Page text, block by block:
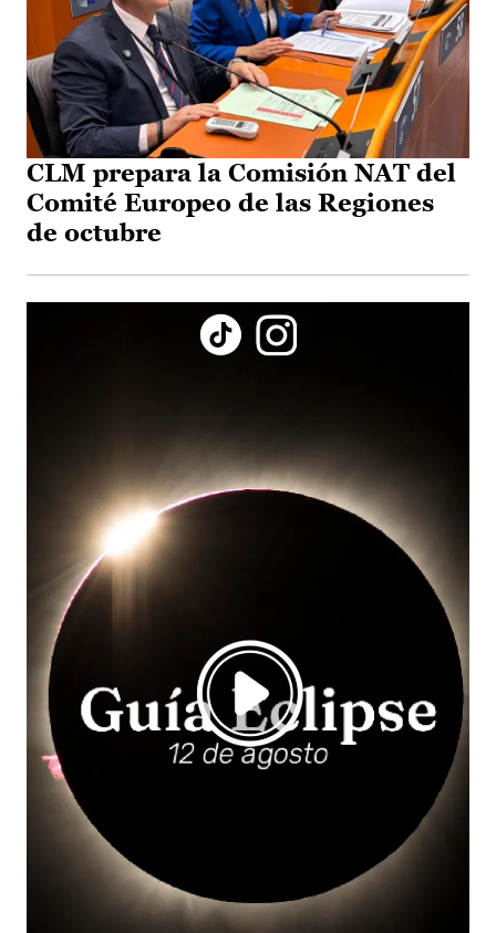
CLM prepara la Comisión NAT del
Comité Europeo de las Regiones
de octubre